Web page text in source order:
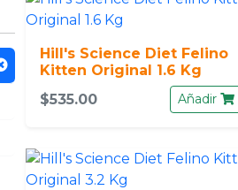
Hill's Science Diet Felino
Kitten Original 1.6 Kg
$535.00
Añadir